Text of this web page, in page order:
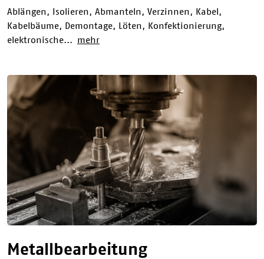
Ablängen, Isolieren, Abmanteln, Verzinnen, Kabel,
Kabelbäume, Demontage, Löten, Konfektionierung,
elektronische... mehr
Metallbearbeitung